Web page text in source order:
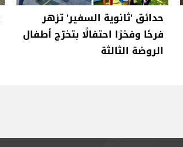
حدائق 'ثانوية السفير' تزهر
فرحًا وفخرًا احتفالًا بتخرّج أطفال
الروضة الثالثة